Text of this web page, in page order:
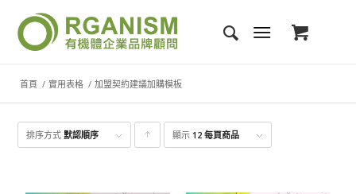
首頁 / 實用表格 / 加盟契約建議加購模板
排序方式默認順序 點
顯示 12 每頁商品